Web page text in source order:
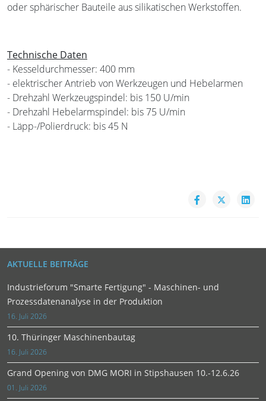
oder sphärischer Bauteile aus silikatischen Werkstoffen.
Technische Daten
- Kesseldurchmesser: 400 mm
- elektrischer Antrieb von Werkzeugen und Hebelarmen
- Drehzahl Werkzeugspindel: bis 150 U/min
- Drehzahl Hebelarmspindel: bis 75 U/min
- Läpp-/Polierdruck: bis 45 N
AKTUELLE BEITRÄGE
Industrieforum "Smarte Fertigung" - Maschinen- und
Prozessdatenanalyse in der Produktion
16. Juli 2026
10. Thüringer Maschinenbautag
16. Juli 2026
Grand Opening von DMG MORI in Stipshausen 10.-12.6.26
01. Juli 2026